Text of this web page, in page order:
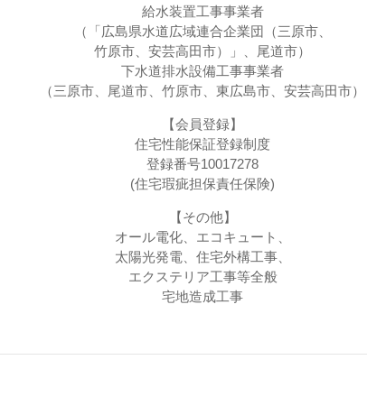
給水装置工事事業者
（「広島県水道広域連合企業団（三原市、
竹原市、安芸高田市）」、尾道市）
下水道排水設備工事事業者
（三原市、尾道市、竹原市、東広島市、安芸高田市）
【会員登録】
住宅性能保証登録制度
登録番号10017278
(住宅瑕疵担保責任保険)
【その他】
オール電化、エコキュート、
太陽光発電、住宅外構工事、
エクステリア工事等全般
宅地造成工事